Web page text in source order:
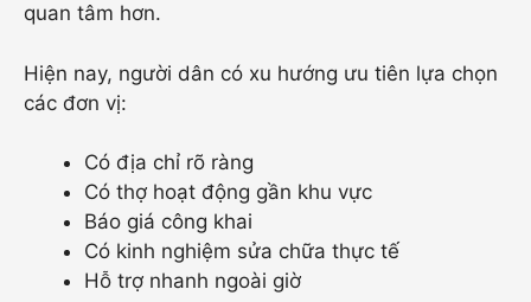
quan tâm hơn.
Hiện nay, người dân có xu hướng ưu tiên lựa chọn
các đơn vị:
Có địa chỉ rõ ràng
Có thợ hoạt động gần khu vực
Báo giá công khai
Có kinh nghiệm sửa chữa thực tế
Hỗ trợ nhanh ngoài giờ